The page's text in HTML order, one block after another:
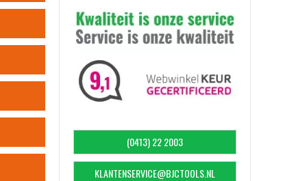
(0413) 22 2003
KLANTENSERVICE@BJCTOOLS.NL